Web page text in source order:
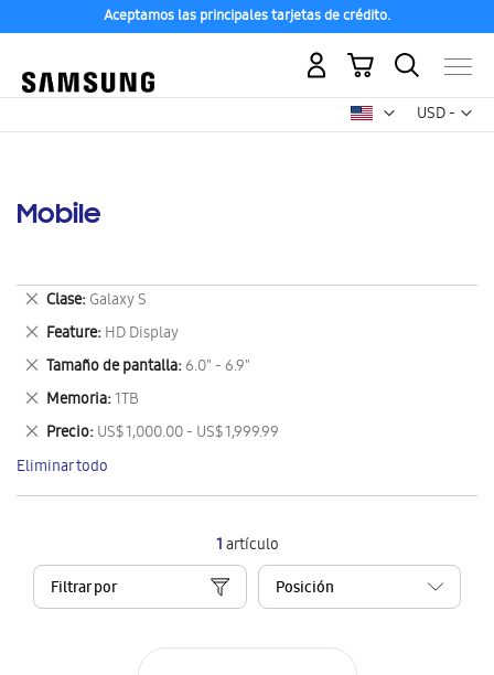
Aceptamos las principales tarjetas de crédito.
USD -
dólar
Mi carrito
Mobile
1artículo
Filtrar por
Clase Galaxy S
Eliminar
este
artículo
Feature HD Display
Eliminar
este
artículo
Tamaño de pantalla 6.0" - 6.9"
Eliminar
este
artículo
Memoria 1TB
Eliminar
este
artículo
Precio US$ 1,000.00 - US$ 1,999.99
Eliminar
este
artículo
Eliminar todo